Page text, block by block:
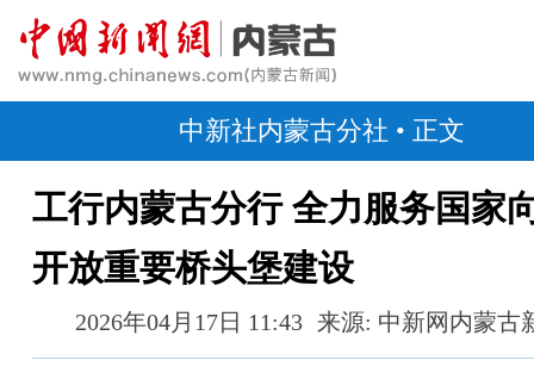
中新社内蒙古分社 • 正文
工行内蒙古分行 全力服务国家
开放重要桥头堡建设
2026年04月17日 11:43 来源: 中新网内蒙古